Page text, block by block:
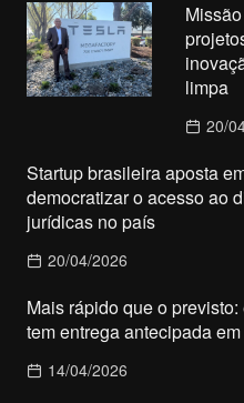
limpa
20/
Startup brasileira aposta
democratizar o acesso ao
jurídicas no país
20/04/2026
Mais rápido que o
tem entrega antecipada
14/04/2026